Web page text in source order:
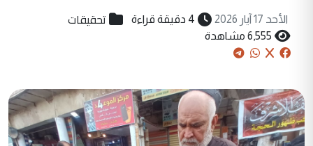
الأحد 17 آيار 2026 4 دقيقة قراءة تحقيقات
6,555 مشاهدة